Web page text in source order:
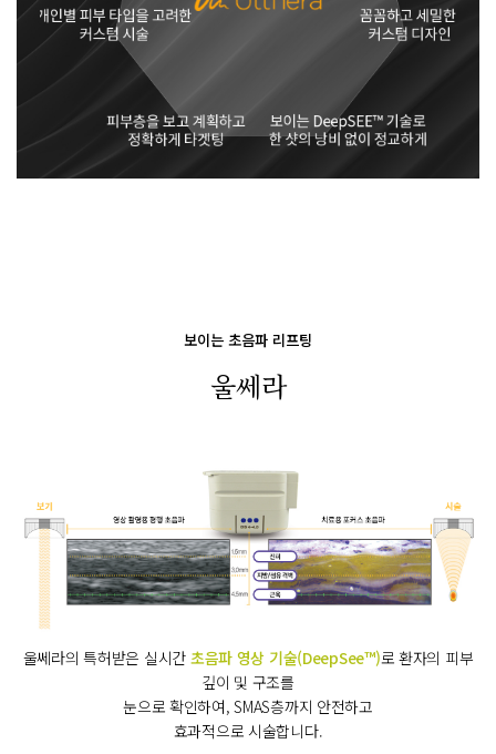
보이는 초음파 리프팅
울쎄라
울쎄라의 특허받은 실시간 초음파 영상 기술(DeepSee™)로 환자의 피부
깊이 및 구조를
눈으로 확인하여, SMAS층까지 안전하고
효과적으로 시술합니다.